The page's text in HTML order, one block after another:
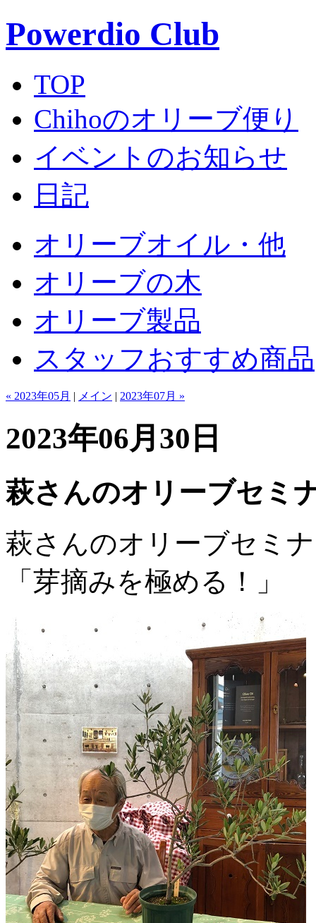
Powerdio Club
TOP
Chihoのオリーブ便り
イベントのお知らせ
日記
オリーブオイル・他
オリーブの木
オリーブ製品
スタッフおすすめ商品
« 2023年05月 | メイン | 2023年07月 »
2023年06月30日
萩さんのオリーブセミ
萩さんのオリーブセミ
「芽摘みを極める！」